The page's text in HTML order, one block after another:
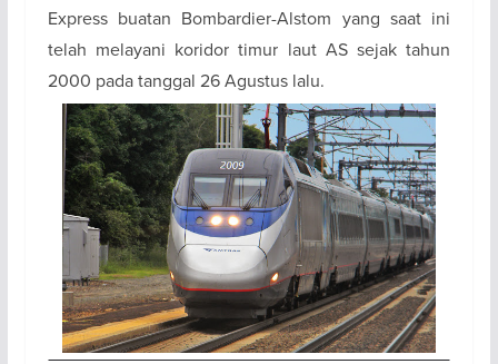
Express buatan Bombardier-Alstom yang saat ini
telah melayani koridor timur laut AS sejak tahun
2000 pada tanggal 26 Agustus lalu.